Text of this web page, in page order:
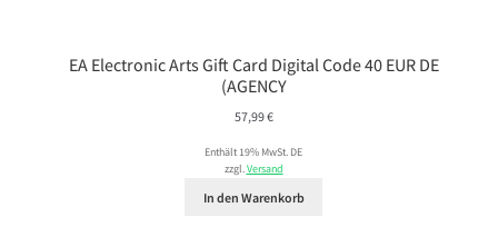
EA Electronic Arts Gift Card Digital Code 40 EUR DE
(AGENCY
57,99€
Enthält 19% MwSt. DE
zzgl.Versand
In den Warenkorb